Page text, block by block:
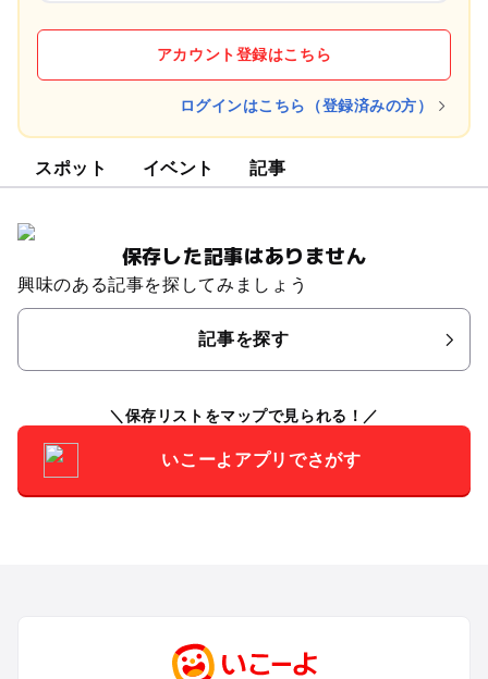
アカウント登録はこちら
ログインはこちら（登録済みの方）
スポット イベント 記事
保存した記事はありません
興味のある記事を探してみましょう
記事を探す
保存リストをマップで見られる！
いこーよアプリでさがす